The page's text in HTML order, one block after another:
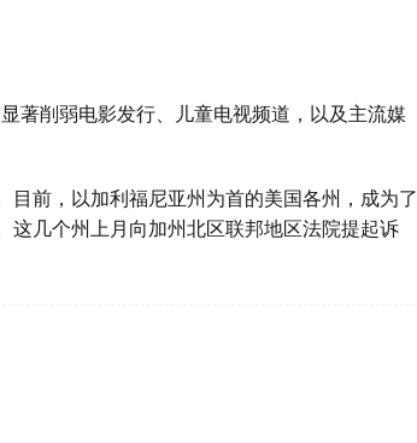
著削弱电影发行、儿童电视频道，以及主流媒
目前，以加利福尼亚州为首的美国各州，成为了
这几个州上月向加州北区联邦地区法院提起诉